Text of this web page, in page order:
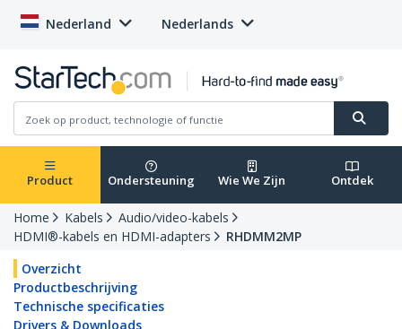
Nederland Nederlands
Product Ondersteuning Wie We Zijn Ontdek
Home Kabels
Audio/video-kabels
HDMI®-kabels en HDMI-adapters
RHDMM2MP
Overzicht
Productbeschrijving
Technische specificaties
Drivers & Downloads